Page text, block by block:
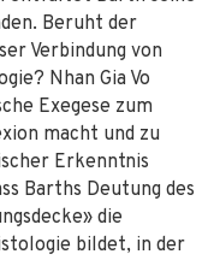
Beruht der
Verbindung von
Nhan Gia Vo
Exegese zum
macht und zu
Erkenntnis
Barths Deutung des
die
bildet, in der